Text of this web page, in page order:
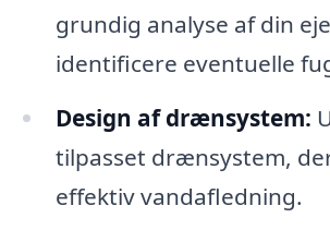
grundig analyse af din
identificere eventuelle
Design af drænsystem:
tilpasset drænsystem,
effektiv vandafledning.